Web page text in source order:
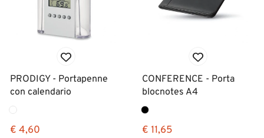
PRODIGY - Portapenne
con calendario
€ 4,60
CONFERENCE - Porta
blocnotes A4
€ 11,65